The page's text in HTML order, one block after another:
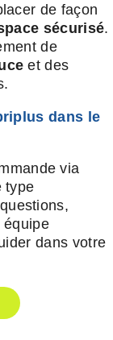
de façon
sécurisé.
de
et des
dans le
via
type
équipe
dans votre